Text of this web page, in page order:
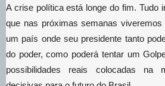
A crise política está longe do fim. Tudo
que nas próximas semanas
um país onde seu presidente tanto
do poder, como poderá tentar um
possibilidades reais colocadas na